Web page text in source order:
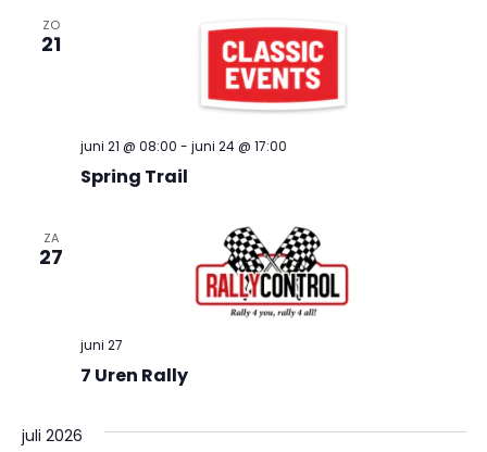
ZO
21
Spring Trail
juni 21 @ 08:00 - juni 24 @ 17:00
ZA
27
7 Uren Rally
juni 27
juli 2026